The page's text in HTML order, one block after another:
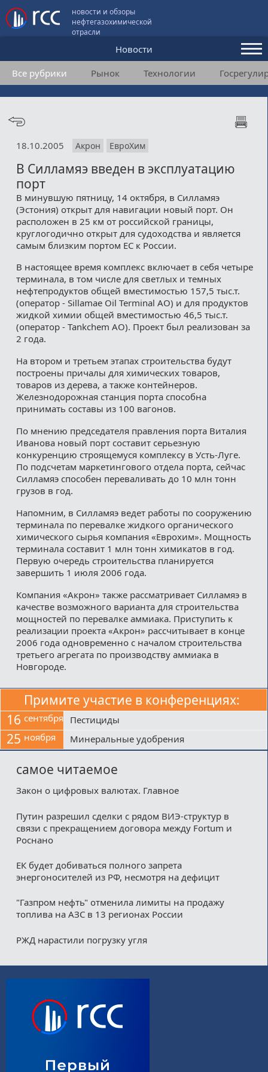
новости и обзоры
нефтегазохимической
отрасли
Новости
Аналитика и мнения
Конференции
Подписка
Пользовательское соглашение
Медиакит
Контакты
Все рубрики Рынок Технологии
18.10.2005 Акрон ЕвроХим
В Силламяэ введен в эксплуатацию
порт
В минувшую пятницу, 14 октября, в Силламяэ
(Эстония) открыт для навигации новый порт. Он
расположен в 25 км от российской границы,
круглогодично открыт для судоходства и является
самым близким портом ЕС к России.
В настоящее время комплекс включает в себя четыре
терминала, в том числе для светлых и темных
нефтепродуктов общей вместимостью 157,5 тыс.т.
(оператор - Sillamae Oil Terminal АО) и для продуктов
жидкой химии общей вместимостью 46,5 тыс.т.
(оператор - Tankchem АО). Проект был реализован за
2 года.
На втором и третьем этапах строительства будут
построены причалы для химических товаров,
товаров из дерева, а также контейнеров.
Железнодорожная станция порта способна
принимать составы из 100 вагонов.
По мнению председателя правления порта Виталия
Иванова новый порт составит серьезную
конкуренцию строящемуся комплексу в Усть-Луге.
По подсчетам маркетингового отдела порта, сейчас
Силламяэ способен переваливать до 10 млн тонн
грузов в год.
Напомним, в Силламяэ ведет работы по сооружению
терминала по перевалке жидкого органического
химического сырья компания «Еврохим». Мощность
терминала составит 1 млн тонн химикатов в год.
Первую очередь строительства планируется
завершить 1 июля 2006 года.
Компания «Акрон» также рассматривает Силламяэ в
качестве возможного варианта для строительства
мощностей по перевалке аммиака. Приступить к
реализации проекта «Акрон» рассчитывает в конце
2006 года одновременно с началом строительства
третьего агрегата по производству аммиака в
Новгороде.
Примите участие в конференциях:
16 сентября Пестициды
25 ноября Минеральные удобрения
самое читаемое
Закон о цифровых валютах. Главное
Путин разрешил сделки с рядом ВИЭ-структур в
связи с прекращением договора между Fortum и
Роснано
ЕК будет добиваться полного запрета
энергоносителей из РФ, несмотря на дефицит
"Газпром нефть" отменила лимиты на продажу
топлива на АЗС в 13 регионах России
РЖД нарастили погрузку угля